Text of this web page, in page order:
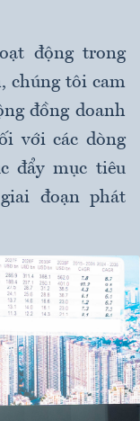
động trong
chúng tôi cam
đồng doanh
với các dòng
đẩy mục tiêu
đoạn phát